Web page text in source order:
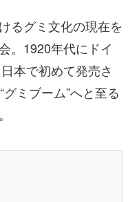
るグミ文化の現在を
。1920年代にドイ
本で初めて発売さ
ミブーム”へと至る